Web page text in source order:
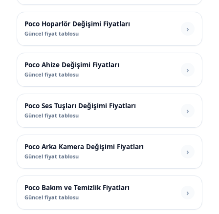
Poco Hoparlör Değişimi Fiyatları
Güncel fiyat tablosu
Poco Ahize Değişimi Fiyatları
Güncel fiyat tablosu
Poco Ses Tuşları Değişimi Fiyatları
Güncel fiyat tablosu
Poco Arka Kamera Değişimi Fiyatları
Güncel fiyat tablosu
Poco Bakım ve Temizlik Fiyatları
Güncel fiyat tablosu